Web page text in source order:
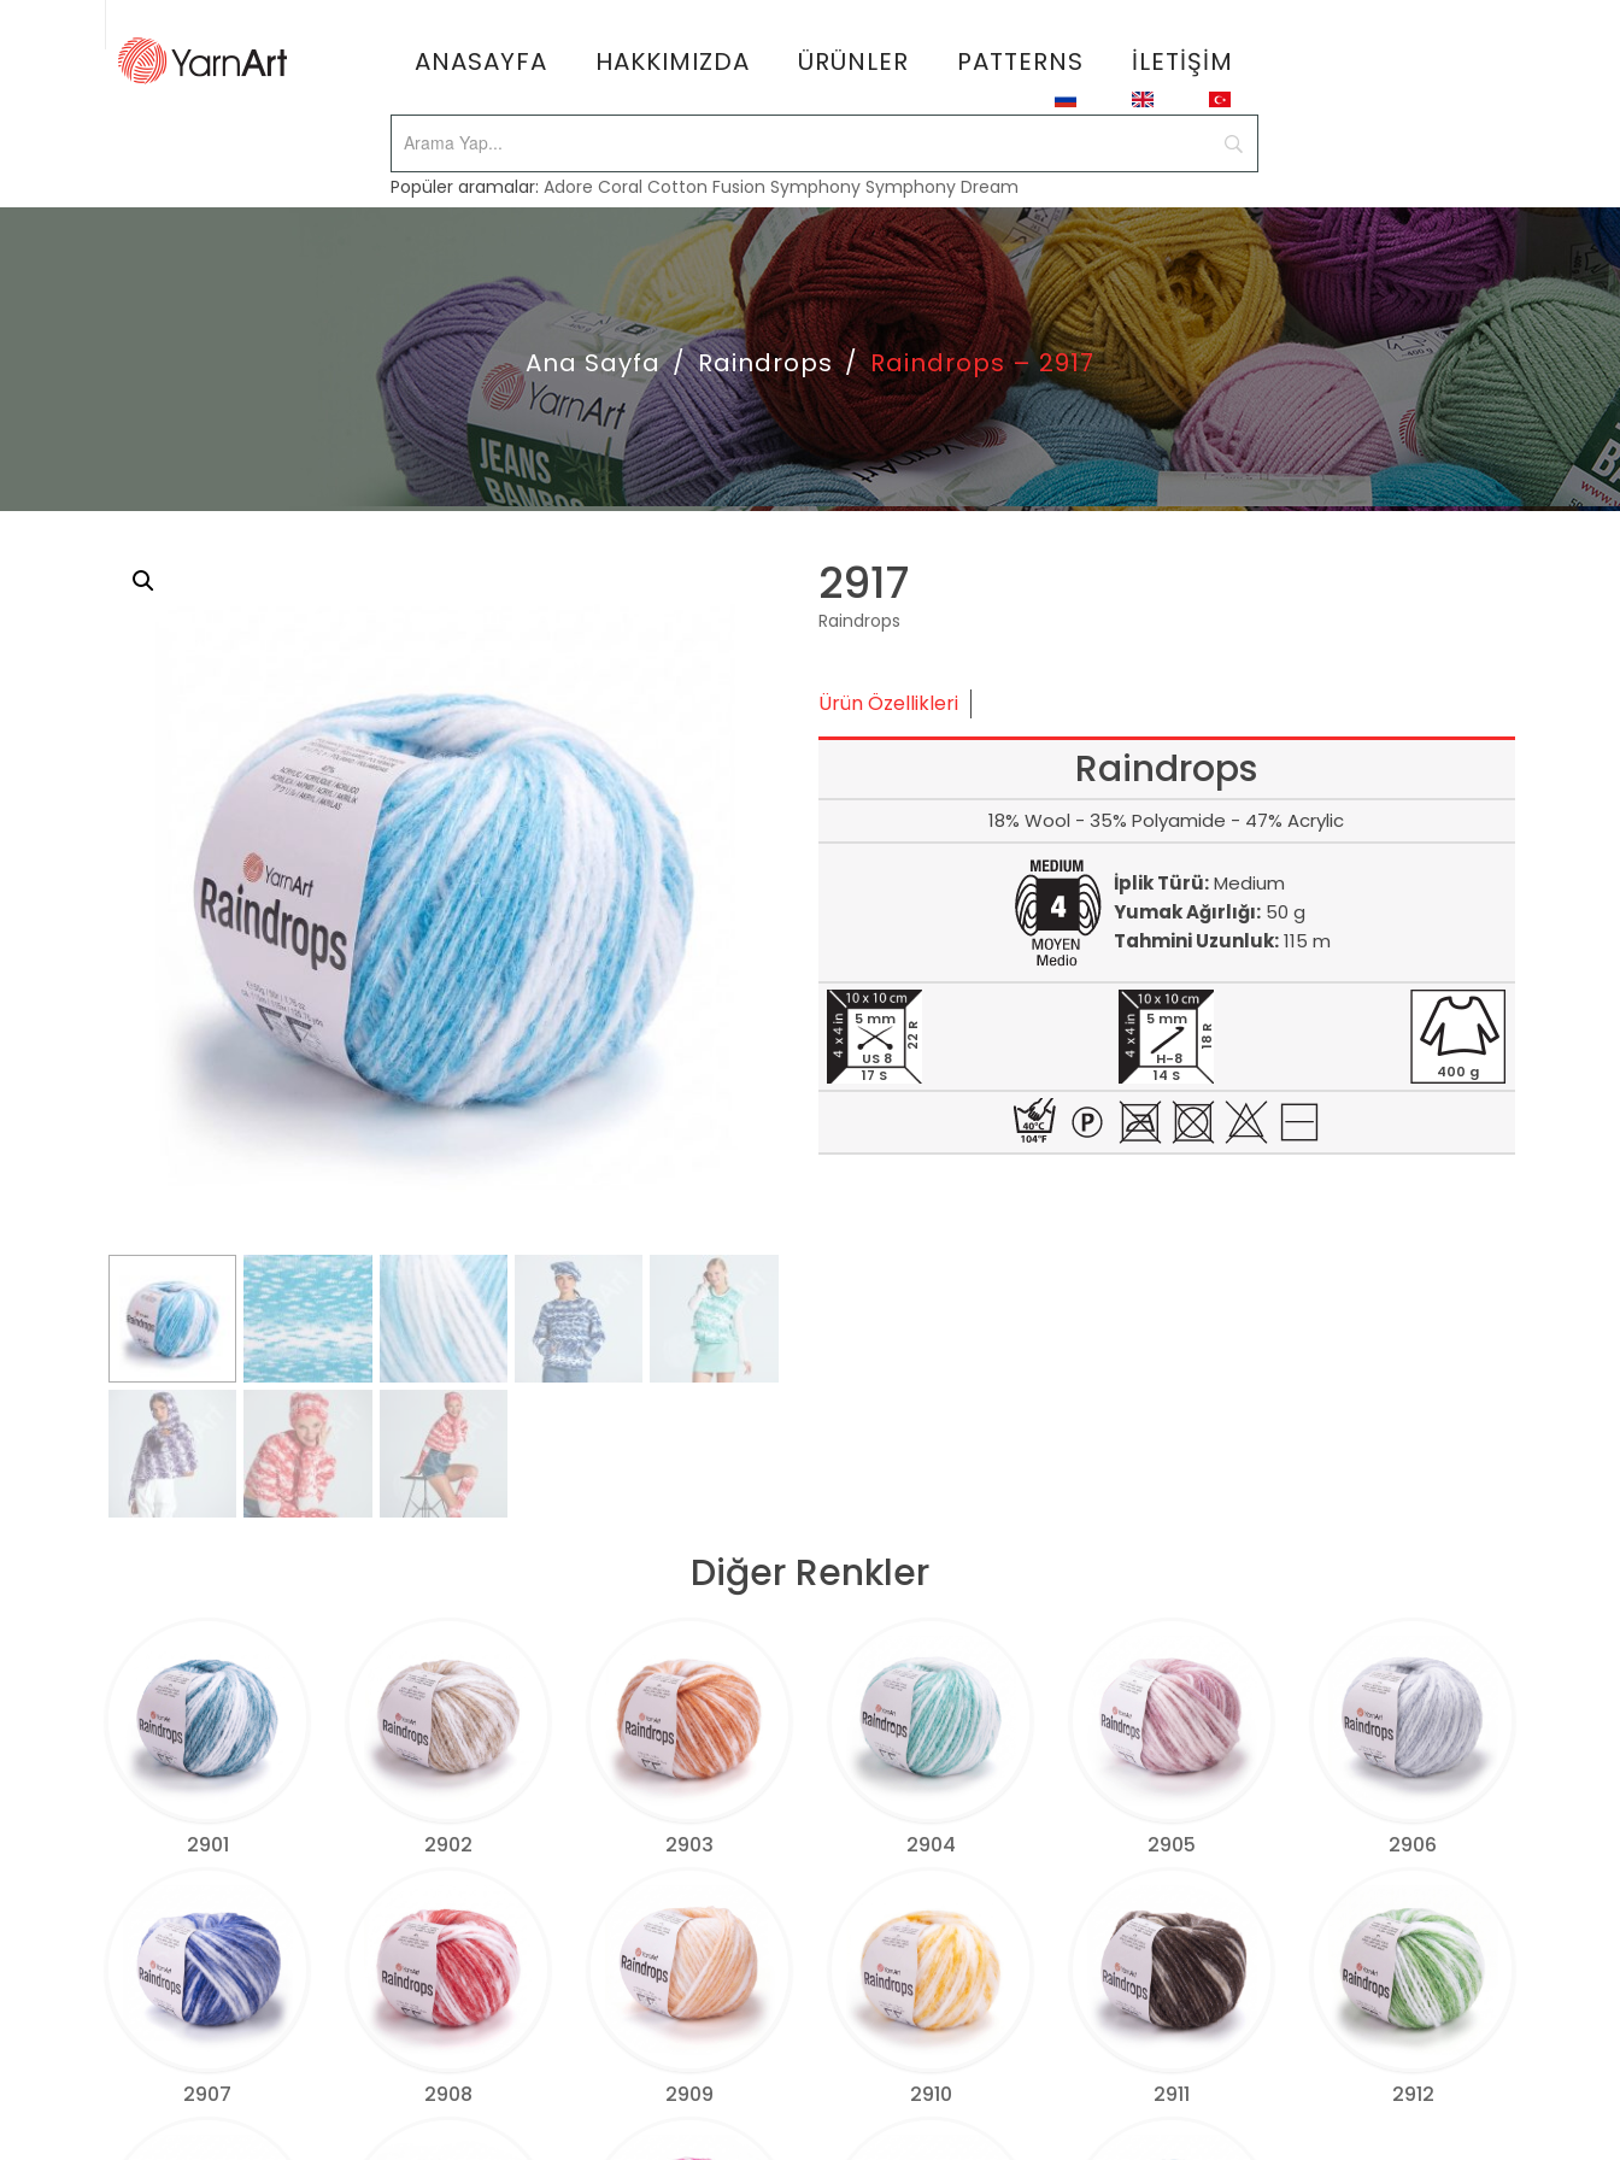
ANASAYFA HAKKIMIZDA ÜRÜNLER PATTERNS İLETIŞIM
Popüler aramalar:Adore Coral Cotton Fusion Symphony Symphony Dream
Ana Sayfa / Raindrops / Raindrops – 2917
2917
Raindrops
Ürün Özellikleri
Raindrops
18% Wool - 35% Polyamide - 47% Acrylic
İplik Türü:Medium
Yumak Ağırlığı:50 g
Tahmini Uzunluk:115 m
17 S
22 R
5 mm
US 8
14 S
18 R
5 mm
H-8
400 g
Diğer Renkler
2901 2902 2903 2904 2905 2906
2907 2908 2909 2910 2911 2912